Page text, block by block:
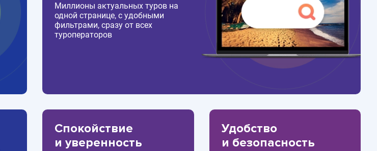
Миллионы актуальных туров на
одной странице, с удобными
фильтрами, сразу от всех
туроператоров
Спокойствие
и уверенность
Удобство
и безопасность